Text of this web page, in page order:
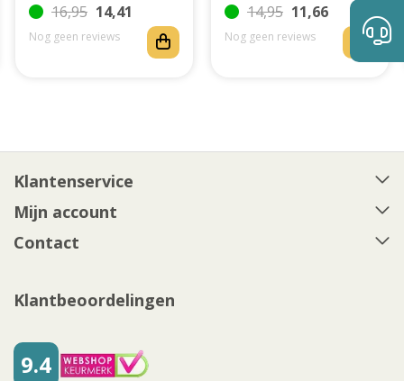
16,95 14,41
Nog geen reviews
14,95 11,66
Nog geen reviews
Klantenservice
Mijn account
Contact
Klantbeoordelingen
9.4